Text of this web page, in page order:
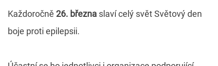
Každoročně 26. března slaví celý svět Světový den
boje proti epilepsii.